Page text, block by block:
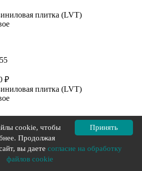
плитка (LVT)
₽
плитка (LVT)
От 0 ₽
плитка (LVT)
Принять
cookie, чтобы
Продолжая
вы даете согласие на обработку
файлов cookie